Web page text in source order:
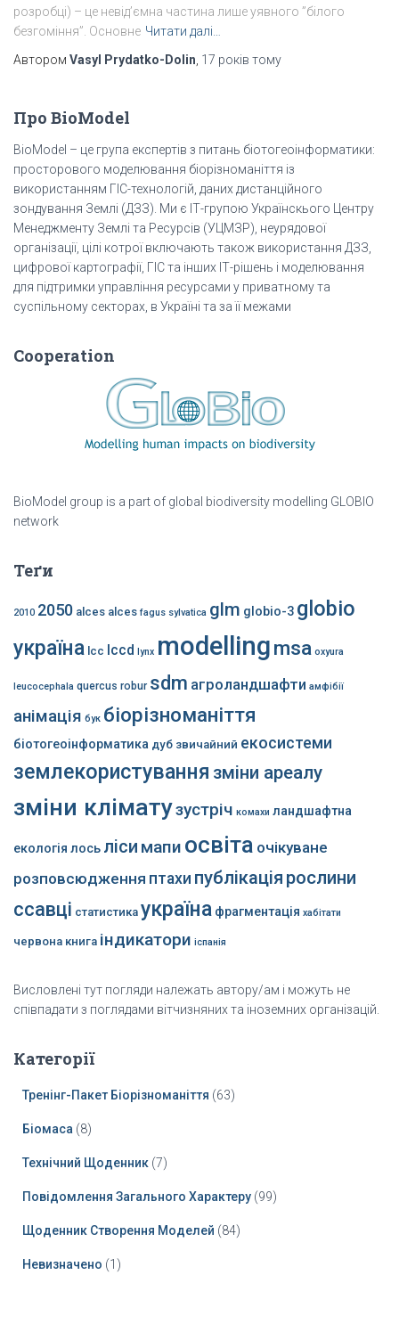
розробці) – це невід’ємна частина лише уявного ”білого
безгоміння”. Основне Читати далі…
Автором Vasyl Prydatko-Dolin 17 років тому
Про BioModel
BioModel – це група експертів з питань біотогеоінформатики:
просторового моделювання біорізноманіття із
використанням ГІС-технологій, даних дистанційного
зондування Землі (ДЗЗ). Ми є ІТ-групою Українскього Центру
Менеджменту Землі та Ресурсів (УЦМЗР), неурядової
організації, цілі котрої включають також використання ДЗЗ,
цифрової картографії, ГІС та інших ІТ-рішень і моделювання
для підтримки управління ресурсами у приватному та
суспільному секторах, в Україні та за її межами
Cooperation
BioModel group is a part of global biodiversity modelling GLOBIO
network
Теґи
2010 2050 alces alces fagus sylvatica glm globio-3 globio
україна lcc lccd lynx modellingmsa oxyura
leucocephala quercus robur sdm агроландшафти амфібії
анімація бук біорізноманіття
біотогеоінформатика дуб звичайний екосистеми
землекористування зміни ареалу
зміни кліматузустріч комахи ландшафтна
екологія лось ліси мапи освіта очікуване
розповсюдження птахи публікація рослини
ссавці статистика україна фрагментація хабітати
червона книга індикатори іспанія
Висловлені тут погляди належать автору/ам і можуть не
співпадати з поглядами вітчизняних та іноземних організацій.
Категорії
Тренінг-Пакет Біорізноманіття (63)
Біомаса (8)
Технічний Щоденник (7)
Повідомлення Загального Характеру (99)
Щоденник Створення Моделей (84)
Невизначено (1)